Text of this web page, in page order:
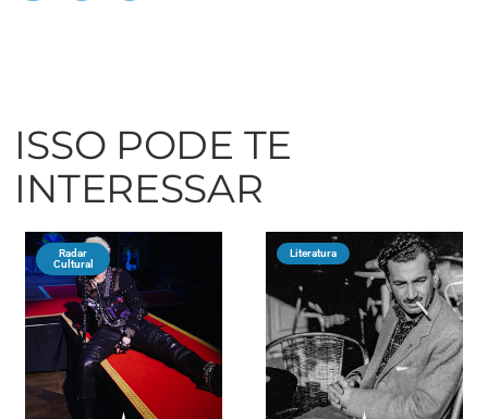
ISSO PODE TE
INTERESSAR
Radar
Cultural
Literatura